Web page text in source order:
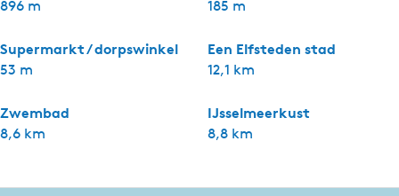
896 m 185 m
Supermarkt / dorpswinkel
53 m
Een Elfsteden stad
12,1 km
Zwembad
8,6 km
IJsselmeerkust
8,8 km